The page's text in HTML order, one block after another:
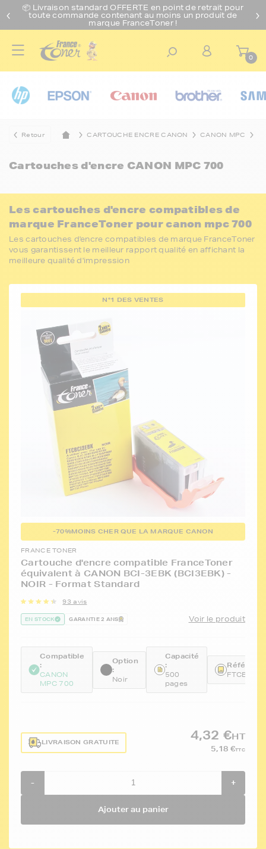
📦 Livraison standard OFFERTE en point de retrait pour
toute commande contenant au moins un produit de
marque FranceToner !
0
Retour CARTOUCHE ENCRE CANON CANON MPC
Cartouches d'encre CANON MPC 700
Les cartouches d'encre compatibles de
marque FranceToner pour canon mpc 700
Les cartouches d'encre compatibles de marque FranceToner
vous garantissent le meilleur rapport qualité en affichant la
meilleure qualité d'impression
N°1 DES VENTES
-70%MOINS CHER QUE LA MARQUE CANON
FRANCE TONER
Cartouche d'encre compatible FranceToner
équivalent à CANON BCI-3EBK (BCI3EBK) -
NOIR - Format Standard
93 avis
EN STOCK GARANTIE 2 ANS Voir le produit
Compatible
:
CANON
MPC 700
Option
:
Noir
Capacité
:
500
pages
LIVRAISON GRATUITE
4,32 €HT
5,18 €TTC
- +
Ajouter au panier